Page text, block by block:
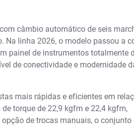
câmbio automático de seis
Na linha 2026, o modelo passou a
painel de instrumentos totalmente
de conectividade e modernidade
mais rápidas e eficientes em
torque de 22,9 kgfm e 22,4 kgfm,
de trocas manuais, o conjunto